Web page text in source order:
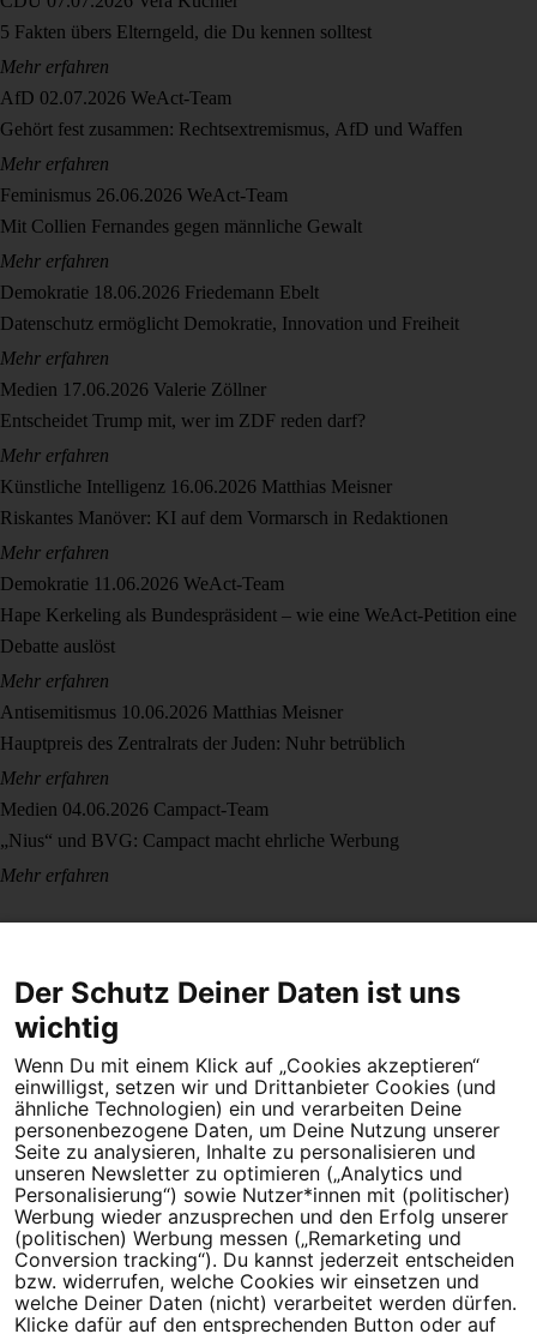
5 Fakten übers Elterngeld, die Du kennen solltest
Mehr erfahren
AfD 02.07.2026 WeAct-Team
Gehört fest zusammen: Rechtsextremismus, AfD und Waffen
Mehr erfahren
Feminismus 26.06.2026 WeAct-Team
Mit Collien Fernandes gegen männliche Gewalt
Mehr erfahren
Demokratie 18.06.2026 Friedemann Ebelt
Datenschutz ermöglicht Demokratie, Innovation und Freiheit
Mehr erfahren
Medien 17.06.2026 Valerie Zöllner
Entscheidet Trump mit, wer im ZDF reden darf?
Mehr erfahren
Künstliche Intelligenz 16.06.2026 Matthias Meisner
Riskantes Manöver: KI auf dem Vormarsch in Redaktionen
Mehr erfahren
Demokratie 11.06.2026 WeAct-Team
Hape Kerkeling als Bundespräsident – wie eine WeAct-Petition eine
Debatte auslöst
Mehr erfahren
Antisemitismus 10.06.2026 Matthias Meisner
Hauptpreis des Zentralrats der Juden: Nuhr betrüblich
Mehr erfahren
Medien 04.06.2026 Campact-Team
„Nius“ und BVG: Campact macht ehrliche Werbung
Mehr erfahren
Dein Engagement macht den Unterschied. Schließe Dich 4,5
Millionen Menschen an.
Newsletter bestellen
Campact e.V.
IBAN DE95 2‍5‍1‍2 0‍5‍1‍0 6‍9‍8‍0 0‍0‍0‍0 0‍0
Der Schutz Deiner Daten ist uns
wichtig
Wenn Du mit einem Klick auf „Cookies akzeptieren“
einwilligst, setzen wir und Drittanbieter Cookies (und
ähnliche Technologien) ein und verarbeiten Deine
personenbezogene Daten, um Deine Nutzung unserer
Seite zu analysieren, Inhalte zu personalisieren und
unseren Newsletter zu optimieren („Analytics und
Personalisierung“) sowie Nutzer*innen mit (politischer)
Werbung wieder anzusprechen und den Erfolg unserer
(politischen) Werbung messen („Remarketing und
Conversion tracking“). Du kannst jederzeit entscheiden
bzw. widerrufen, welche Cookies wir einsetzen und
welche Deiner Daten (nicht) verarbeitet werden dürfen.
Klicke dafür auf den entsprechenden Button oder auf